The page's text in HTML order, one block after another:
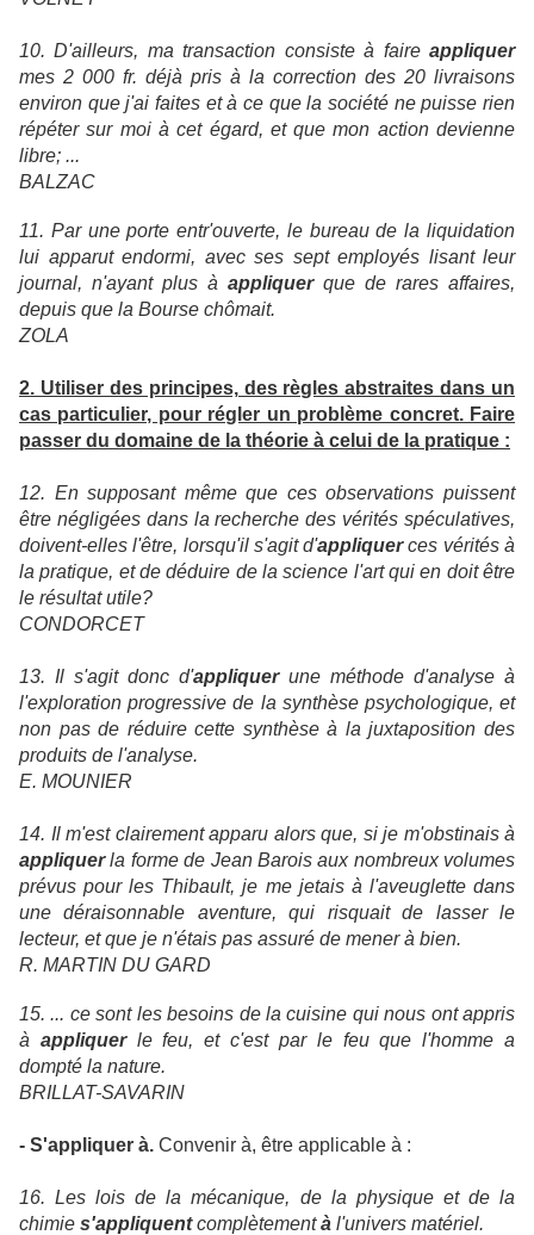
10. D'ailleurs, ma transaction consiste à faire appliquer
mes 2 000 fr. déjà pris à la correction des 20 livraisons
environ que j'ai faites et à ce que la société ne puisse rien
répéter sur moi à cet égard, et que mon action devienne
libre; ...
BALZAC
11. Par une porte entr'ouverte, le bureau de la liquidation
lui apparut endormi, avec ses sept employés lisant leur
journal, n'ayant plus à appliquerque de rares affaires,
depuis que la Bourse chômait.
ZOLA
2. Utiliser des principes, des règles abstraites dans un
cas particulier, pour régler un problème concret. Faire
passer du domaine de la théorie à celui de la pratique :
12. En supposant même que ces observations puissent
être négligées dans la recherche des vérités spéculatives,
doivent-elles l'être, lorsqu'il s'agit d'appliquerces vérités à
la pratique, et de déduire de la science l'art qui en doit être
le résultat utile?
CONDORCET
13. Il s'agit donc d'appliquerune méthode d'analyse à
l'exploration progressive de la synthèse psychologique, et
non pas de réduire cette synthèse à la juxtaposition des
produits de l'analyse.
E. MOUNIER
14. Il m'est clairement apparu alors que, si je m'obstinais à
appliquerla forme de Jean Barois aux nombreux volumes
prévus pour les Thibault, je me jetais à l'aveuglette dans
une déraisonnable aventure, qui risquait de lasser le
lecteur, et que je n'étais pas assuré de mener à bien.
R. MARTIN DU GARD
15. ... ce sont les besoins de la cuisine qui nous ont appris
à appliquerle feu, et c'est par le feu que l'homme a
dompté la nature.
BRILLAT-SAVARIN
- S'appliquer à. Convenir à, être applicable à :
16. Les lois de la mécanique, de la physique et de la
chimie s'appliquentcomplètementà l'univers matériel.